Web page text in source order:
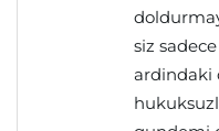
siz
ardindaki